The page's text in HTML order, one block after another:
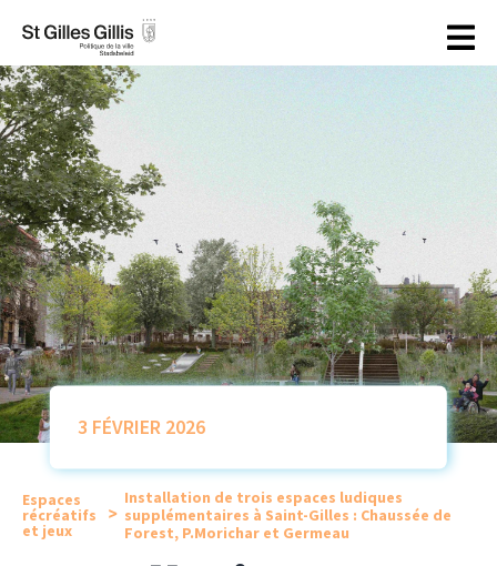
principal
3 FÉVRIER 2026
Espaces
récréatifs
et jeux
>
Installation de trois espaces ludiques
supplémentaires à Saint-Gilles : Chaussée de
Forest, P.Morichar et Germeau